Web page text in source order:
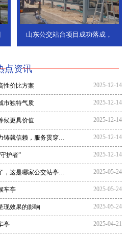
山东公交站台项目成功落成，
点资讯
性价比方案 2025-12-14
市独特气质 2025-12-14
候更具价值 2025-12-14
就信赖，服务贯穿全
2025-12-14
护者” 2025-12-14
这是哪家公交站亭生
2025-05-24
车亭 2025-05-24
现效果的影响 2025-05-24
亭 2025-04-21